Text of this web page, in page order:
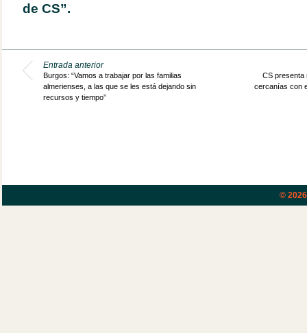
de CS”.
Entrada anterior
Burgos: “Vamos a trabajar por las familias
almerienses, a las que se les está dejando sin
recursos y tiempo”
CS presenta
cercanías con
©